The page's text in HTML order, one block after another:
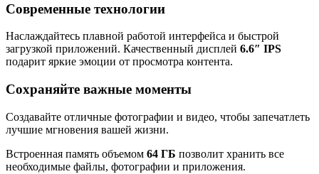
Современные технологии
Наслаждайтесь плавной работой интерфейса и быстрой
загрузкой приложений. Качественный дисплей 6.6″ IPS
подарит яркие эмоции от просмотра контента.
Сохраняйте важные моменты
Создавайте отличные фотографии и видео, чтобы запечатлеть
лучшие мгновения вашей жизни.
Встроенная память объемом 64 ГБ позволит хранить все
необходимые файлы, фотографии и приложения.